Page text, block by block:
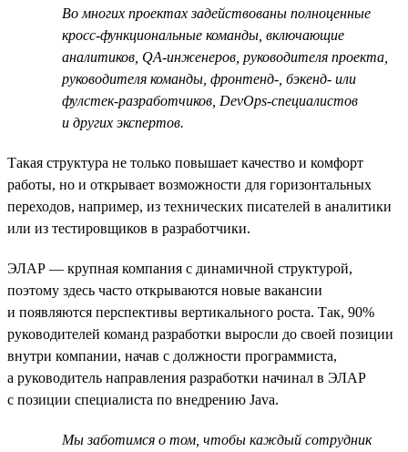
Во многих проектах задействованы полноценные
кросс-функциональные команды, включающие
аналитиков, QA-инженеров, руководителя проекта,
руководителя команды, фронтенд-, бэкенд- или
фулстек-разработчиков, DevOps-специалистов
и других экспертов.
Такая структура не только повышает качество и комфорт
работы, но и открывает возможности для горизонтальных
переходов, например, из технических писателей в аналитики
или из тестировщиков в разработчики.
ЭЛАР — крупная компания с динамичной структурой,
поэтому здесь часто открываются новые вакансии
и появляются перспективы вертикального роста. Так, 90%
руководителей команд разработки выросли до своей позиции
внутри компании, начав с должности программиста,
а руководитель направления разработки начинал в ЭЛАР
с позиции специалиста по внедрению Java.
Мы заботимся о том, чтобы каждый сотрудник